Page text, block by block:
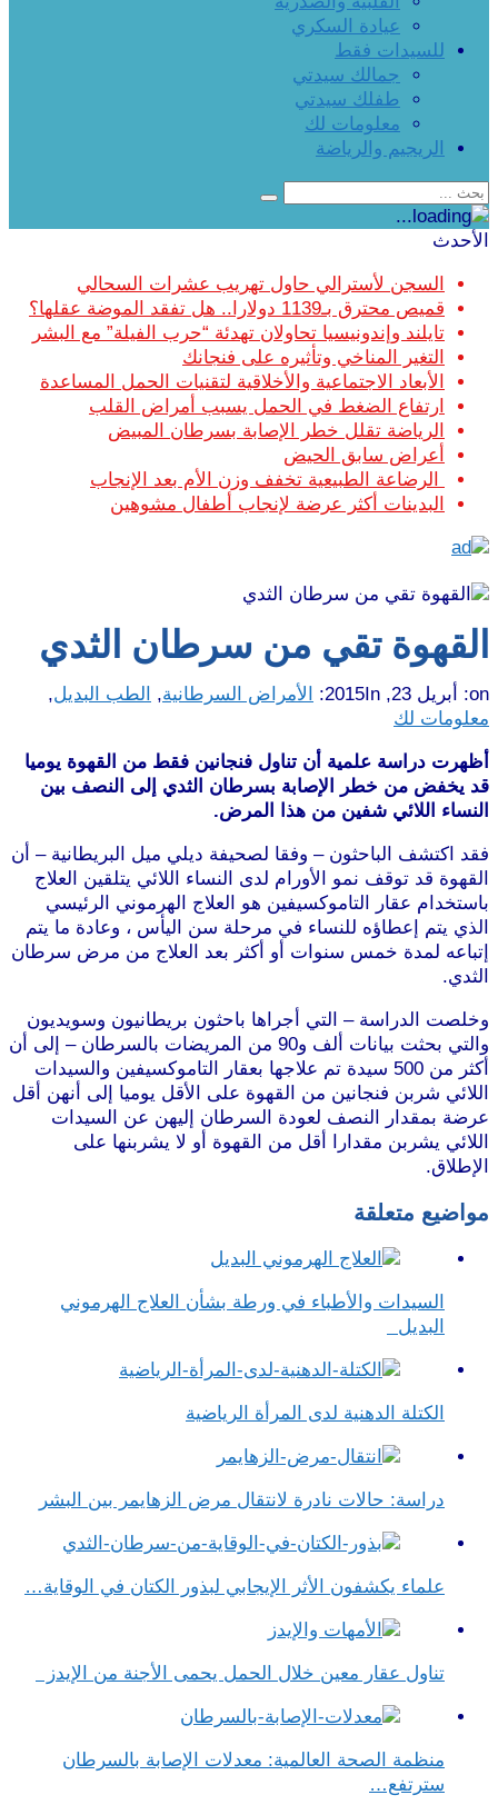
عيادة السكري
للسيدات فقط
جمالك سيدتي
طفلك سيدتي
معلومات لك
الريجيم والرياضة
الأحدث
السجن لأسترالي حاول تهريب عشرات السحالي
قميص محترق بـ1139 دولارا.. هل تفقد الموضة عقلها؟
تايلند وإندونيسيا تحاولان تهدئة “حرب الفيلة” مع البشر
التغير المناخي وتأثيره على فنجانك
الأبعاد الاجتماعية والأخلاقية لتقنيات الحمل المساعدة
ارتفاع الضغط في الحمل يسبب أمراض القلب
الرياضة تقلل خطر الإصابة بسرطان المبيض
أعراض سابق الحيض
الرضاعة الطبيعية تخفف وزن الأم بعد الإنجاب
البدينات أكثر عرضة لإنجاب أطفال مشوهين
القهوة تقي من سرطان الثدي
on: أبريل 23, 2015 In: الأمراض السرطانية, الطب البديل,
معلومات لك
أظهرت دراسة علمية أن تناول فنجانين فقط من القهوة يوميا
قد يخفض من خطر الإصابة بسرطان الثدي إلى النصف بين
النساء اللائي شفين من هذا المرض.
فقد اكتشف الباحثون – وفقا لصحيفة ديلي ميل البريطانية – أن
القهوة قد توقف نمو الأورام لدى النساء اللائي يتلقين العلاج
باستخدام عقار التاموكسيفين هو العلاج الهرموني الرئيسي
الذي يتم إعطاؤه للنساء في مرحلة سن اليأس ، وعادة ما يتم
إتباعه لمدة خمس سنوات أو أكثر بعد العلاج من مرض سرطان
الثدي.
وخلصت الدراسة – التي أجراها باحثون بريطانيون وسويديون
والتي بحثت بيانات ألف و90 من المريضات بالسرطان – إلى أن
أكثر من 500 سيدة تم علاجها بعقار التاموكسيفين والسيدات
اللائي شربن فنجانين من القهوة على الأقل يوميا إلى أنهن أقل
عرضة بمقدار النصف لعودة السرطان إليهن عن السيدات
اللائي يشربن مقدارا أقل من القهوة أو لا يشربنها على
الإطلاق.
مواضيع متعلقة
السيدات والأطباء في ورطة بشأن العلاج الهرموني
البديل
الكتلة الدهنية لدى المرأة الرياضية
دراسة: حالات نادرة لانتقال مرض الزهايمر بين البشر
علماء يكشفون الأثر الإيجابي لبذور الكتان في الوقاية…
تناول عقار معين خلال الحمل يحمى الأجنة من الإيدز
منظمة الصحة العالمية: معدلات الإصابة بالسرطان
سترتفع…